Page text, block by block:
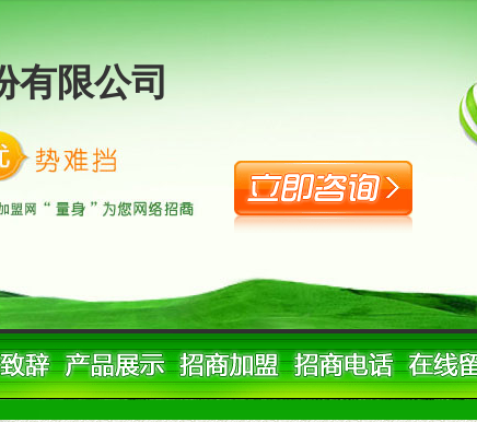
有限公司